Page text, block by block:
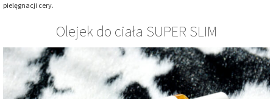
pielęgnacji cery.
Olejek do ciała SUPER SLIM